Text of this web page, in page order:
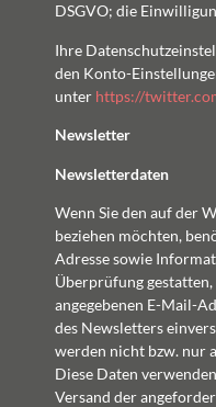
DSGVO; die
Ihre
den Konto-
unter https://
Newsletter
Newsletter­daten
Wenn Sie den auf der
beziehen möchten,
Adresse sowie
Überprüfung gestatten,
angegebenen E-Mail-
des Newsletters
werden nicht bzw. nur
Diese Daten
Versand der